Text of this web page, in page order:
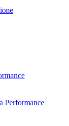
Performance